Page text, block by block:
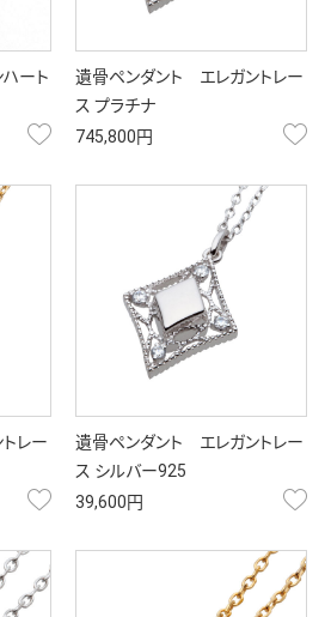
ート
お気に入り
遺骨ペンダント エレガントレー
ス プラチナ
745,800円
レー
お気に入り
遺骨ペンダント エレガントレー
ス シルバー925
39,600円